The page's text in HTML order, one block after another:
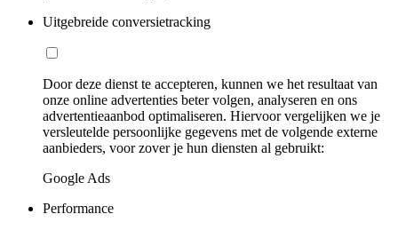
Uitgebreide conversietracking
Door deze dienst te accepteren, kunnen we het resultaat van
onze online advertenties beter volgen, analyseren en ons
advertentieaanbod optimaliseren. Hiervoor vergelijken we je
versleutelde persoonlijke gegevens met de volgende externe
aanbieders, voor zover je hun diensten al gebruikt:
Google Ads
Performance